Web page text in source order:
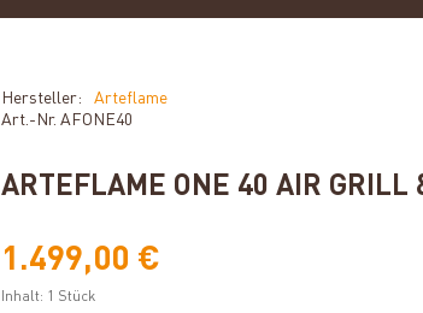
Hersteller:
Arteflame
Art.-Nr. AFONE40
ARTEFLAME ONE 40 AIR GRILL
1.499,00 €
Inhalt: 1 Stück